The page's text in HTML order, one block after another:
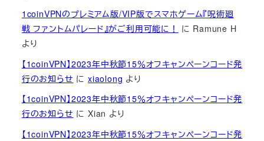
1coinVPNのプレミアム版/VIP版でスマホゲーム『呪術廻
戦 ファントムパレード』がご利用可能に！
に Ramune H
より
【1coinVPN】2023年中秋節15％オフキャンペーンコード発
行のお知らせ にxiaolong より
【1coinVPN】2023年中秋節15％オフキャンペーンコード発
行のお知らせ にXian より
【1coinVPN】2023年中秋節15％オフキャンペーンコード発